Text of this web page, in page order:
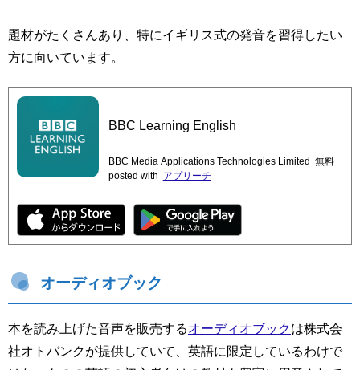
題材がたくさんあり、特にイギリス式の発音を習得したい
方に向いています。
BBC Learning English
BBC Media Applications Technologies Limited
無料
posted with
アプリーチ
オーディオブック
本を読み上げた音声を販売するオーディオブックは株式会
社オトバンクが提供していて、英語に限定しているわけで